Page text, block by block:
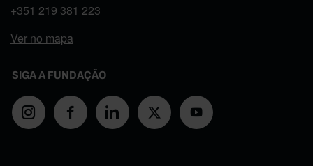
+351 219 381 223
Ver no mapa
SIGA A FUNDAÇÃO